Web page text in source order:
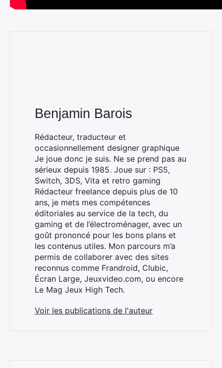
Benjamin Barois
Rédacteur, traducteur et
occasionnellement designer graphique
Je joue donc je suis. Ne se prend pas au
sérieux depuis 1985. Joue sur : PS5,
Switch, 3DS, Vita et retro gaming
Rédacteur freelance depuis plus de 10
ans, je mets mes compétences
éditoriales au service de la tech, du
gaming et de l’électroménager, avec un
goût prononcé pour les bons plans et
les contenus utiles. Mon parcours m’a
permis de collaborer avec des sites
reconnus comme Frandroid, Clubic,
Écran Large, Jeuxvideo.com, ou encore
Le Mag Jeux High Tech.
Voir les publications de l'auteur
Rechercher
: